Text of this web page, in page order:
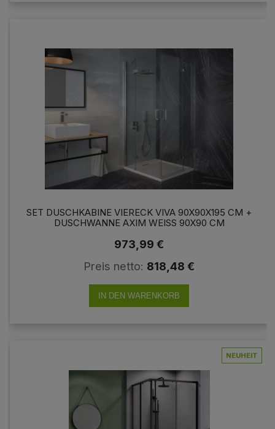
SET DUSCHKABINE VIERECK VIVA 90X90X195 CM +
DUSCHWANNE AXIM WEISS 90X90 CM D
973,99 €
Preis netto: 818,48 €
IN DEN WARENKORB
NEUHEIT